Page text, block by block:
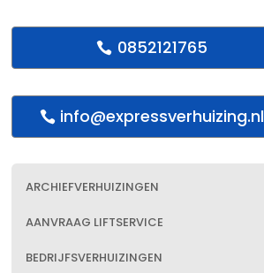
0852121765
info@expressverhuizing.nl
ARCHIEFVERHUIZINGEN
AANVRAAG LIFTSERVICE
BEDRIJFSVERHUIZINGEN